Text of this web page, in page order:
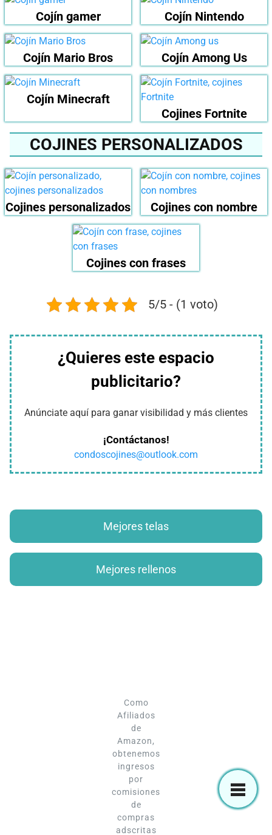
Cojín gamer Cojín Nintendo
Cojín Mario Bros Cojín Among Us
Cojín Minecraft
Cojines Fortnite
COJINES PERSONALIZADOS
Cojines personalizados Cojines con nombre
Cojines con frases
5/5 - (1 voto)
¿Quieres este espacio
publicitario?
Anúnciate aquí para ganar visibilidad y más clientes
¡Contáctanos!
condoscojines@outlook.com
Mejores telas
Mejores rellenos
Como
Afiliados
de
Amazon,
obtenemos
ingresos
por
comisiones
de
compras
adscritas